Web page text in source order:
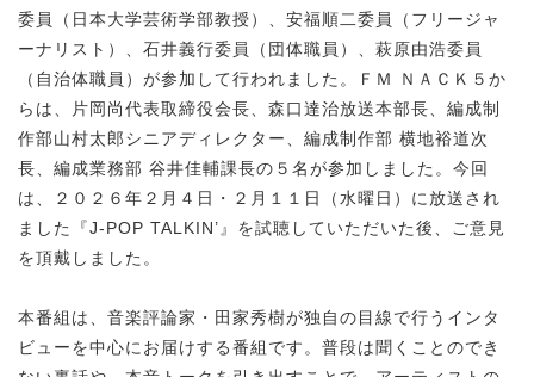
委員（日本大学芸術学部教授）、安福順二委員（フリージャ
ーナリスト）、石井義行委員（団体職員）、萩原由浩委員
（自治体職員）が参加して行われました。ＦＭ ＮＡＣＫ５か
らは、片岡尚代表取締役会長、森口達治放送本部長、編成制
作部山村太郎シニアディレクター、編成制作部 横地裕道次
長、編成業務部 谷井佳輔課長の５名が参加しました。今回
は、２０２６年２月４日・２月１１日（水曜日）に放送され
ました『J-POP TALKIN’』を試聴していただいた後、ご意見
を頂戴しました。
本番組は、音楽評論家・田家秀樹が独自の目線で行うインタ
ビューを中心にお届けする番組です。普段は聞くことのでき